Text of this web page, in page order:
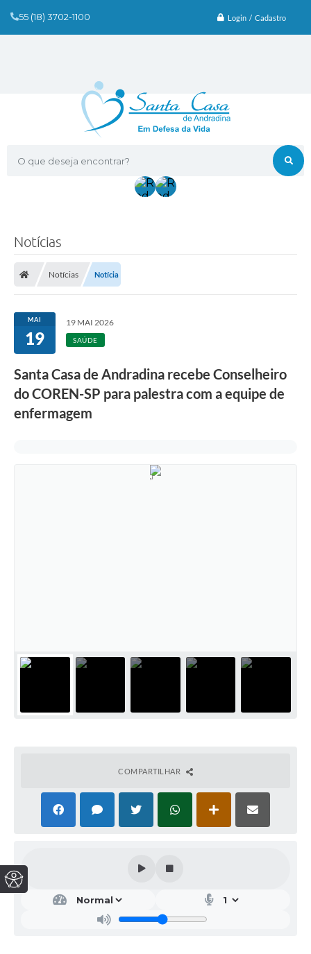
Login / Cadastro
O que deseja encontrar?
55 (18) 3702-1100
Notícias
Notícias Notícia
MAI
19
19 MAI 2026
SAÚDE
Santa Casa de Andradina recebe Conselheiro
do COREN-SP para palestra com a equipe de
enfermagem
COMPARTILHAR